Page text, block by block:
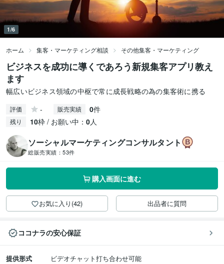
1/6
ホーム 集客・マーケティング相談 その他集客・マーケティング
ビジネスを成功に導くであろう新規集客アプリ教え
ます
幅広いビジネス領域の中枢で常に成長戦略の為の集客術に携る
評価 - 販売実績 0件
残り 10枠 / お願い中： 0人
ソーシャルマーケティングコンサルタント
総販売実績： 53件
購入画面に進む
お気に入り(42) 出品者に質問
ココナラの安心保証
提供形式
ビデオチャット打ち合わせ可能